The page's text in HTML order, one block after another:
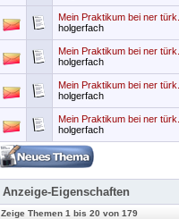
Mein Praktikum bei ner
holgerfach
Mein Praktikum bei ner
holgerfach
Mein Praktikum bei ner
holgerfach
Mein Praktikum bei ner
holgerfach
Anzeige-Eigenschaften
Zeige Themen 1 bis 20 von 179